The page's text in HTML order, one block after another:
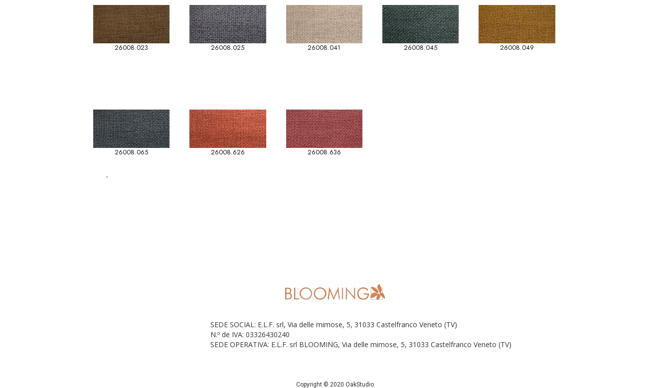
26008.023 26008.025 26008.041 26008.045 26008.049
26008.065 26008.626 26008.636
-
SEDE SOCIAL: E.L.F. srl, Via delle mimose, 5, 31033 Castelfranco Veneto (TV)
N.º de IVA: 03326430240
SEDE OPERATIVA: E.L.F. srl BLOOMING, Via delle mimose, 5, 31033 Castelfranco Veneto (TV)
Copyright © 2020 OakStudio